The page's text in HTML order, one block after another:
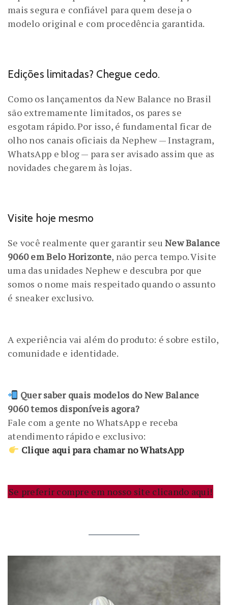
mais segura e confiável para quem deseja o
modelo original e com procedência garantida.
Edições limitadas? Chegue cedo.
Como os lançamentos da New Balance no Brasil
são extremamente limitados, os pares se
esgotam rápido. Por isso, é fundamental ficar de
olho nos canais oficiais da Nephew — Instagram,
WhatsApp e blog — para ser avisado assim que as
novidades chegarem às lojas.
Visite hoje mesmo
Se você realmente quer garantir seuNew Balance
9060 em Belo Horizonte, não perca tempo. Visite
uma das unidades Nephew e descubra por que
somos o nome mais respeitado quando o assunto
é sneaker exclusivo.
A experiência vai além do produto: é sobre estilo,
comunidade e identidade.
Quer saber quais modelos do New Balance
9060 temos disponíveis agora?
Fale com a gente no WhatsApp e receba
atendimento rápido e exclusivo:
Clique aqui para chamar no WhatsApp
Se preferir compre em nosso site clicando aqui!